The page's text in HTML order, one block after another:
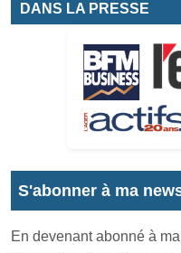
DANS LA PRESSE
S'abonner à ma
En devenant abonné à